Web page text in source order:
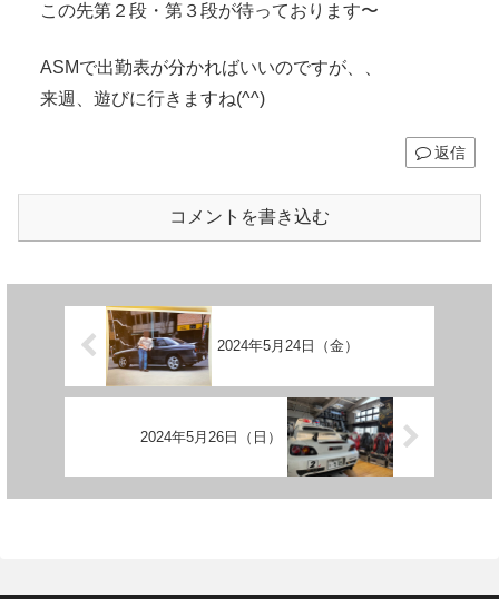
この先第２段・第３段が待っております〜
ASMで出勤表が分かればいいのですが、、
来週、遊びに行きますね(^^)
返信
コメントを書き込む
2024年5月24日（金）
2024年5月26日（日）